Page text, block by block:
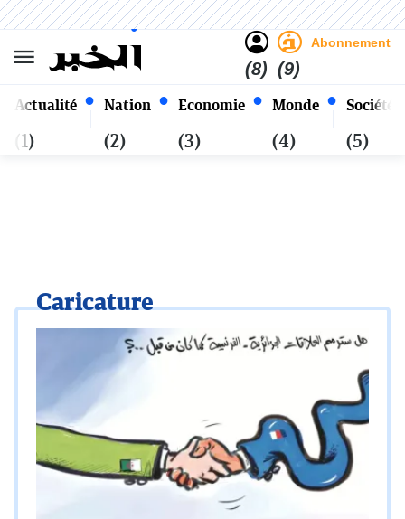
Actualité
(1)
Nation
(2)
Economie
(3)
Monde
(4)
Société
(5)
(8)
Abonnement
(9)
Jeudi 22 Safar 1448 - 06
Août 2026
Alger
Caricature